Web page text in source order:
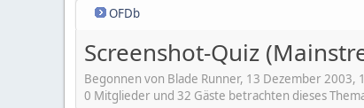
OFDb
Screenshot-Quiz
Begonnen von Blade Runner, 13 Dezember 2003,
0 Mitglieder und 32 Gäste betrachten dieses